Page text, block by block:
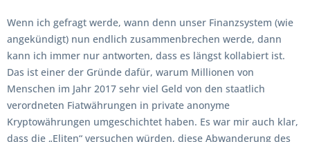
Wenn ich gefragt werde, wann denn unser Finanzsystem (wie
angekündigt) nun endlich zusammenbrechen werde, dann
kann ich immer nur antworten, dass es längst kollabiert ist.
Das ist einer der Gründe dafür, warum Millionen von
Menschen im Jahr 2017 sehr viel Geld von den staatlich
verordneten Fiatwährungen in private anonyme
Kryptowährungen umgeschichtet haben. Es war mir auch klar,
dass die „Eliten“ versuchen würden, diese Abwanderung des